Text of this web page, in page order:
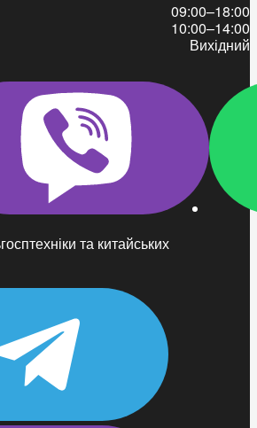
та китайських
09:00–18:00
10:00–14:00
Вихідний